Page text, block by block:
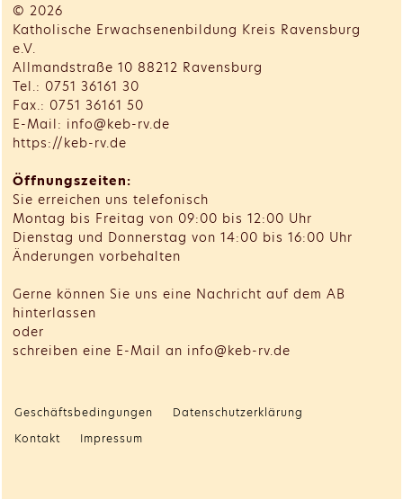
© 2026
Katholische Erwachsenenbildung Kreis Ravensburg
e.V.
Allmandstraße 10 88212 Ravensburg
Tel.: 0751 36161 30
Fax.: 0751 36161 50
E-Mail: info@keb-rv.de
https://keb-rv.de
Öffnungszeiten:
Sie erreichen uns telefonisch
Montag bis Freitag von 09:00 bis 12:00 Uhr
Dienstag und Donnerstag von 14:00 bis 16:00 Uhr
Änderungen vorbehalten
Gerne können Sie uns eine Nachricht auf dem AB
hinterlassen
oder
schreiben eine E-Mail an info@keb-rv.de
Geschäftsbedingungen
Datenschutzerklärung
Kontakt
Impressum